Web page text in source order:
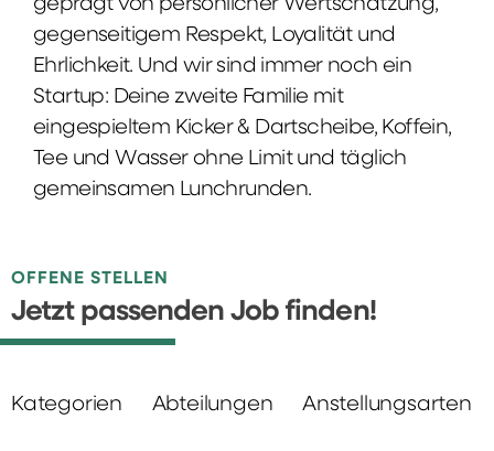
geprägt von persönlicher Wertschätzung,
gegenseitigem Respekt, Loyalität und
Ehrlichkeit. Und wir sind immer noch ein
Startup: Deine zweite Familie mit
eingespieltem Kicker & Dartscheibe, Koffein,
Tee und Wasser ohne Limit und täglich
gemeinsamen Lunchrunden.
OFFENE STELLEN
Jetzt passenden Job finden!
Kategorien Abteilungen Anstellungsarten